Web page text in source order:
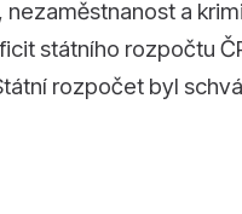
a
státního rozpočtu
rozpočet byl